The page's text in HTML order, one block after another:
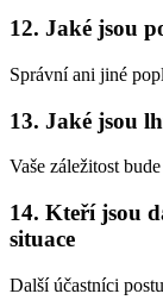
12. Jaké jsou
Správní ani jiné
13. Jaké jsou
Vaše záležitost
14. Kteří jsou
situace
Další účastníci